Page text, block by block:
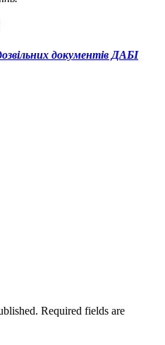
документів ДАБІ
Required fields are